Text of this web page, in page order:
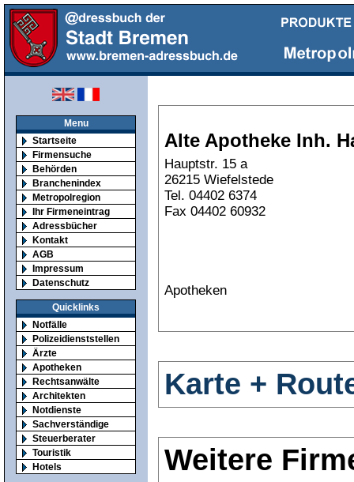
Menu
Startseite
Firmensuche
Behörden
Branchenindex
Metropolregion
Ihr Firmeneintrag
Adressbücher
Kontakt
AGB
Impressum
Datenschutz
Quicklinks
Notfälle
Polizeidienststellen
Ärzte
Apotheken
Rechtsanwälte
Architekten
Notdienste
Sachverständige
Steuerberater
Touristik
Hotels
Alte Apotheke Inh.
Hauptstr. 15 a
26215 Wiefelstede
Tel. 04402 6374
Fax 04402 60932
Apotheken
Karte +
Weitere